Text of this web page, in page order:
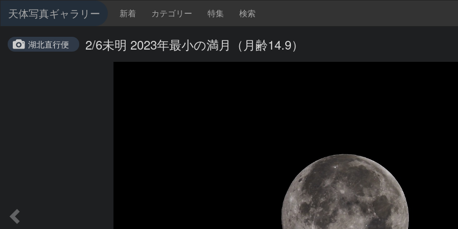
天体写真ギャラリー 新着 カテゴリー 特集 検索
湖北直行便 2/6未明 2023年最小の満月（月齢14.9）